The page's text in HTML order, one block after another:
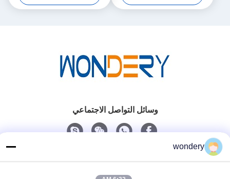
وسائل التواصل الاجتماعي
wondery